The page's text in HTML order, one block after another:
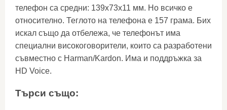
телефон са средни: 139x73x11 мм. Но всичко е
относително. Теглото на телефона е 157 грама. Бих
искал също да отбележа, че телефонът има
специални високоговорители, които са разработени
съвместно с Harman/Kardon. Има и поддръжка за
HD Voice.
Търси също: